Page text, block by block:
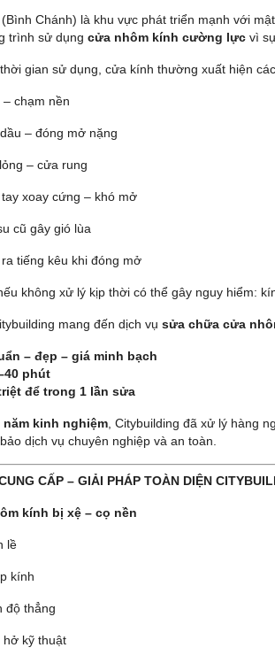
(Bình Chánh) là khu vực phát triển mạnh với
trình sử dụng cửa nhôm kính cường lực vì
gian sử dụng, cửa kính thường xuất hiện
chạm nền
– đóng mở nặng
– cửa rung
xoay cứng – khó mở
cũ gây gió lùa
tiếng kêu khi đóng mở
không xử lý kịp thời có thể gây nguy hiểm:
mang đến dịch vụ sửa chữa cửa
– đẹp – giá minh bạch
phút
để trong 1 lần sửa
năm kinh nghiệm , Citybuilding đã xử lý hàng
dịch vụ chuyên nghiệp và an toàn.
CẤP – GIẢI PHÁP TOÀN DIỆN
kính bị xệ – cọ nền
lề
kính
độ thẳng
hở kỹ thuật